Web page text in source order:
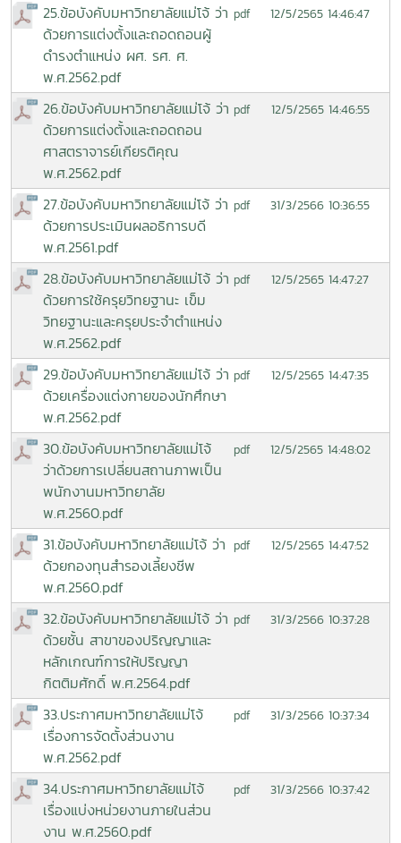
25.ข้อบังคับมหาวิทยาลัยแม่โจ้ ว่า
ด้วยการแต่งตั้งและถอดถอนผู้
ดำรงตำแหน่ง ผศ. รศ. ศ.
พ.ศ.2562.pdf
pdf 12/5/2565 14:46:47
26.ข้อบังคับมหาวิทยาลัยแม่โจ้ ว่า
ด้วยการแต่งตั้งและถอดถอน
ศาสตราจารย์เกียรติคุณ
พ.ศ.2562.pdf
pdf 12/5/2565 14:46:55
27.ข้อบังคับมหาวิทยาลัยแม่โจ้ ว่า
ด้วยการประเมินผลอธิการบดี
พ.ศ.2561.pdf
pdf 31/3/2566 10:36:55
28.ข้อบังคับมหาวิทยาลัยแม่โจ้ ว่า
ด้วยการใช้ครุยวิทยฐานะ เข็ม
วิทยฐานะและครุยประจำตำแหน่ง
พ.ศ.2562.pdf
pdf 12/5/2565 14:47:27
29.ข้อบังคับมหาวิทยาลัยแม่โจ้ ว่า
ด้วยเครื่องแต่งกายของนักศึกษา
พ.ศ.2562.pdf
pdf 12/5/2565 14:47:35
30.ข้อบังคับมหาวิทยาลัยแม่โจ้
ว่าด้วยการเปลี่ยนสถานภาพเป็น
พนักงานมหาวิทยาลัย
พ.ศ.2560.pdf
pdf 12/5/2565 14:48:02
31.ข้อบังคับมหาวิทยาลัยแม่โจ้ ว่า
ด้วยกองทุนสำรองเลี้ยงชีพ
พ.ศ.2560.pdf
pdf 12/5/2565 14:47:52
32.ข้อบังคับมหาวิทยาลัยแม่โจ้ ว่า
ด้วยชั้น สาขาของปริญญาและ
หลักเกณฑ์การให้ปริญญา
กิตติมศักดิ์ พ.ศ.2564.pdf
pdf 31/3/2566 10:37:28
33.ประกาศมหาวิทยาลัยแม่โจ้
เรื่องการจัดตั้งส่วนงาน
พ.ศ.2562.pdf
pdf 31/3/2566 10:37:34
34.ประกาศมหาวิทยาลัยแม่โจ้
เรื่องแบ่งหน่วยงานภายในส่วน
งาน พ.ศ.2560.pdf
pdf 31/3/2566 10:37:42